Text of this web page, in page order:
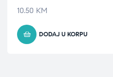
10.50 KM
DODAJ U KORPU